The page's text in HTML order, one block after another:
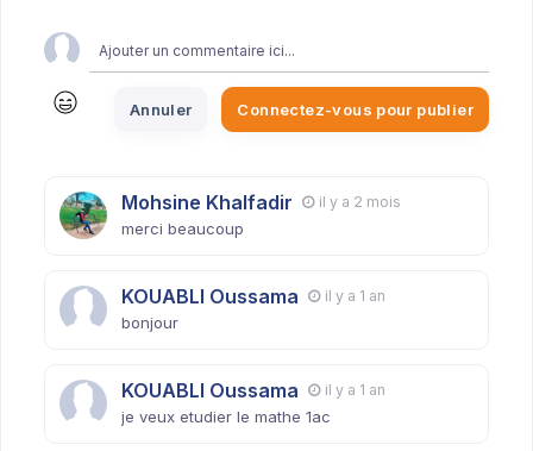
Annuler Connectez-vous pour publier
Mohsine Khalfadir il y a 2 mois
merci beaucoup
KOUABLI Oussama il y a 1 an
bonjour
KOUABLI Oussama il y a 1 an
je veux etudier le mathe 1ac